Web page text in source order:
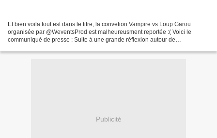
Et bien voila tout est dans le titre, la convetion Vampire vs Loup Garou
organisée par @WeventsProd est malheureusment reportée :( Voici le
communiqué de presse : Suite à une grande réflexion autour de
Publicité